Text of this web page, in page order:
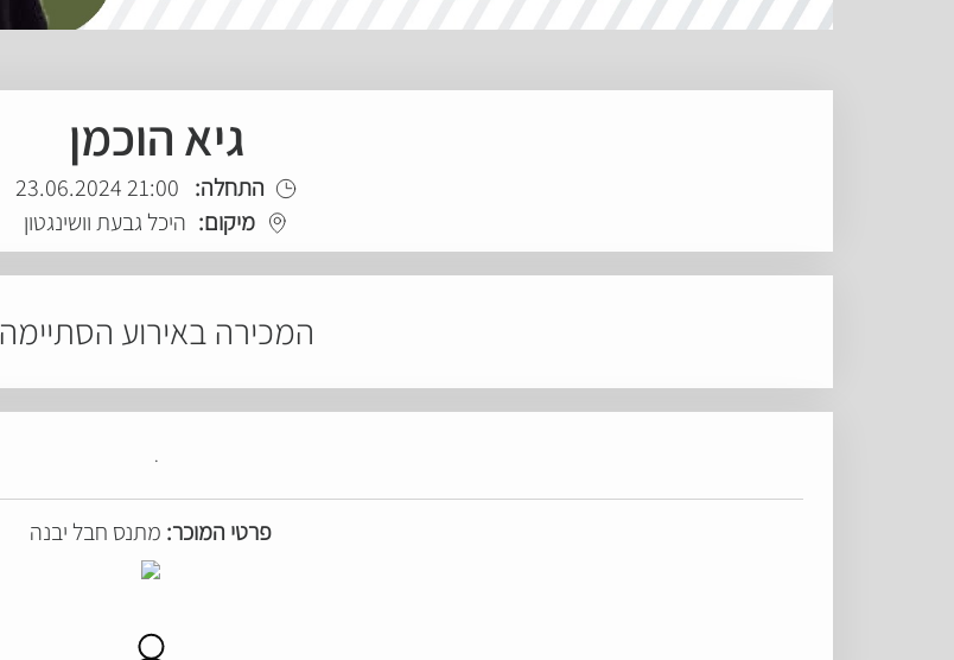
גיא הוכמן
התחלה: 21:00 23.06.2024
מיקום: היכל גבעת וושינגטון
המכירה באירוע הסתיימה
.
פרטי המוכר: מתנס חבל יבנה